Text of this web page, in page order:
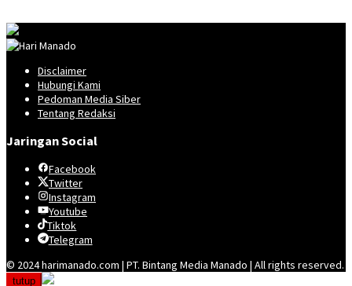
Disclaimer
Hubungi Kami
Pedoman Media Siber
Tentang Redaksi
Jaringan Social
Facebook
Twitter
Instagram
Youtube
Tiktok
Telegram
© 2024 harimanado.com | PT. Bintang Media Manado | All rights reserved.
tutup